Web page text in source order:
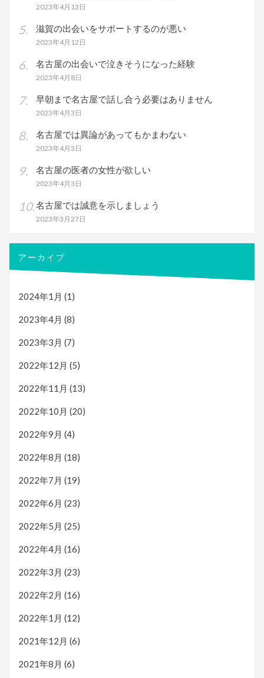
2023年4月13日
滋賀の出会いをサポートするのが悪い
2023年4月12日
名古屋の出会いで泣きそうになった経験
2023年4月8日
早朝まで名古屋で話し合う必要はありません
2023年4月3日
名古屋では異論があってもかまわない
2023年4月3日
名古屋の医者の女性が欲しい
2023年4月3日
名古屋では誠意を示しましょう
2023年3月27日
アーカイブ
2024年1月 (1)
2023年4月 (8)
2023年3月 (7)
2022年12月 (5)
2022年11月 (13)
2022年10月 (20)
2022年9月 (4)
2022年8月 (18)
2022年7月 (19)
2022年6月 (23)
2022年5月 (25)
2022年4月 (16)
2022年3月 (23)
2022年2月 (16)
2022年1月 (12)
2021年12月 (6)
2021年8月 (6)